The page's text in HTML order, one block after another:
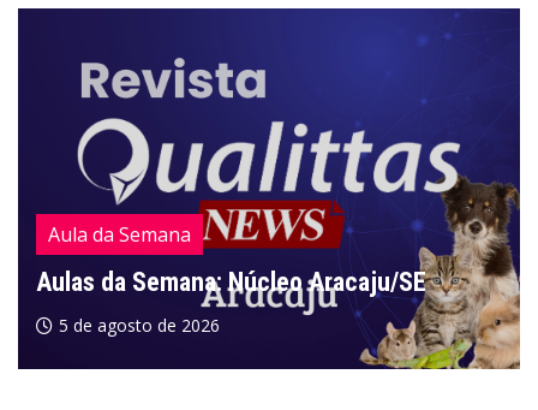
Aula da Semana
Aulas da Semana: Núcleo Aracaju/SE
5 de agosto de 2026